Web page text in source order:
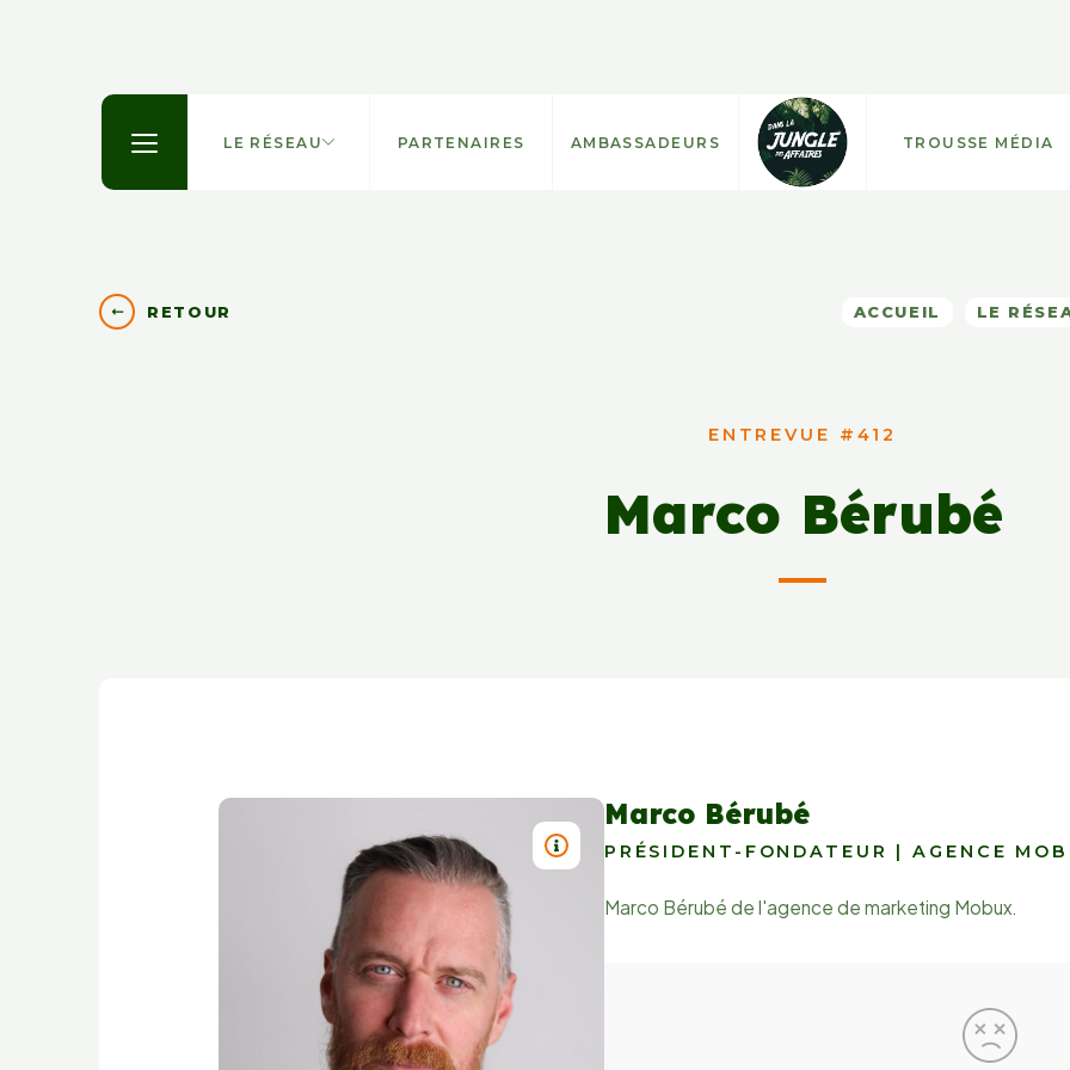
LE RÉSEAU PARTENAIRES AMBASSADEURS TROUSSE MÉDIA
RETOUR ACCUEIL LE
ENTREVUE #412
Marco Bérubé
TITRE : MARCO BÉRUBÉ
Marco Bérubé
PRÉSIDENT-FONDATEUR | AGENCE
Marco Bérubé de l'agence de marketing Mobux.